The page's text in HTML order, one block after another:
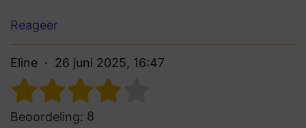
Reageer
Eline 26 juni 2025, 16:47
Beoordeling: 8